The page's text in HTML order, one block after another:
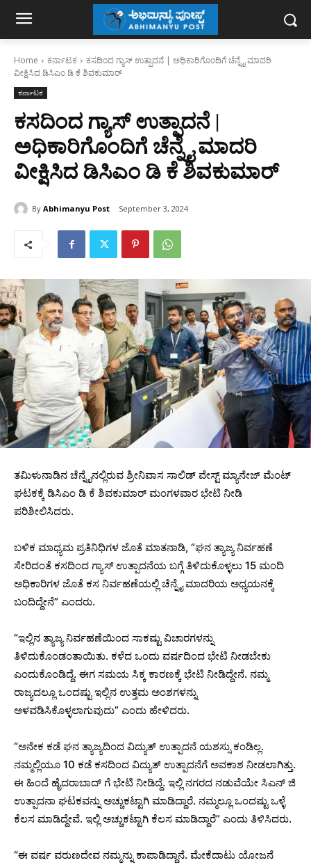
Home ಕರ್ನಾಟಕ
ಕಸದಿಂದ ಗ್ಯಾಸ್ ಉತ್ಪಾದನೆ | ಅಧಿಕಾರಿಗೊಂದಿಗೆ ಚೆನ್ನೈ ಮಾದರಿ
ವೀಕ್ಷಿಸಿದ ಡಿಸಿಎಂ ಡಿ ಕೆ ಶಿವಕುಮಾರ್
ಕರ್ನಾಟಕ
ಕಸದಿಂದ ಗ್ಯಾಸ್ ಉತ್ಪಾದನೆ |
ಅಧಿಕಾರಿಗೊಂದಿಗೆ ಚೆನ್ನೈ ಮಾದರಿ
ವೀಕ್ಷಿಸಿದ ಡಿಸಿಎಂ ಡಿ ಕೆ ಶಿವಕುಮಾರ್
By Abhimanyu Post September 3, 2024
‌ತಮಿಳುನಾಡಿನ ಚೆನ್ನೈನಲ್ಲಿರುವ ಶ್ರೀನಿವಾಸ ಸಾಲಿಡ್ ವೇಸ್ಟ್ ಮ್ಯಾನೇಜ್ ಮೆಂಟ್
ಘಟಕಕ್ಕೆ ಡಿಸಿಎಂ ಡಿ ಕೆ ಶಿವಕುಮಾರ್‌ ಮಂಗಳವಾರ ಭೇಟಿ ನೀಡಿ
ಪರಿಶೀಲಿಸಿದರು.
ಬಳಿಕ ಮಾಧ್ಯಮ ಪ್ರತಿನಿಧಿಗಳ ಜೊತೆ ಮಾತನಾಡಿ, “ಘನ ತ್ಯಾಜ್ಯ ನಿರ್ವಹಣೆ
ಸೇರಿದಂತೆ ಕಸದಿಂದ ಗ್ಯಾಸ್ ಉತ್ಪಾದನೆಯ ಬಗ್ಗೆ ತಿಳಿದುಕೊಳ್ಳಲು 15 ಮಂದಿ
ಅಧಿಕಾರಿಗಳ ಜೊತೆ ಕಸ ನಿರ್ವಹಣೆಯಲ್ಲಿ ಚೆನ್ನೈ ಮಾದರಿಯ ಅಧ್ಯಯನಕ್ಕೆ
ಬಂದಿದ್ದೇನೆ” ಎಂದರು.
“ಇಲ್ಲಿನ ತ್ಯಾಜ್ಯ ನಿರ್ವಹಣೆಯಿಂದ ಸಾಕಷ್ಟು ವಿಚಾರಗಳನ್ನು
ತಿಳಿದುಕೊಂಡಂತಾಯಿತು. ಕಳೆದ ಒಂದು ವರ್ಷದಿಂದ ಭೇಟಿ ನೀಡಬೇಕು
ಎಂದುಕೊಂಡಿದ್ದೆ. ಈಗ ಸಮಯ ಸಿಕ್ಕ ಕಾರಣಕ್ಕೆ ಭೇಟಿ ನೀಡಿದ್ದೇನೆ. ನಮ್ಮ
ರಾಜ್ಯದಲ್ಲೂ ಒಂದಷ್ಟು ಇಲ್ಲಿನ ಉತ್ತಮ ಅಂಶಗಳನ್ನು
ಅಳವಡಿಸಿಕೊಳ್ಳಲಾಗುವುದು” ಎಂದು ಹೇಳಿದರು.
“ಅನೇಕ ಕಡೆ ಘನ ತ್ಯಾಜ್ಯದಿಂದ ವಿದ್ಯುತ್ ಉತ್ಪಾದನೆ ಯಶಸ್ಸು ಕಂಡಿಲ್ಲ.
ನಮ್ಮಲ್ಲಿಯೂ 10 ಕಡೆ ಕಸದಿಂದ ವಿದ್ಯುತ್ ಉತ್ಪಾದನೆಗೆ ಅವಕಾಶ ನೀಡಲಾಗಿತ್ತು.
ಈ ಹಿಂದೆ ಹೈದರಾಬಾದ್ ಗೆ ಭೇಟಿ ನೀಡಿದ್ದೆ. ಇಲ್ಲಿ ನಗರದ ನಡುವೆಯೇ ಸಿಎನ್ ಜಿ
ಉತ್ಪಾದನಾ ಘಟಕವನ್ನು ಅಚ್ಚುಕಟ್ಟಾಗಿ ಮಾಡಿದ್ದಾರೆ. ನಮ್ಮಲ್ಲೂ ಒಂದಷ್ಟು ಒಳ್ಳೆ
ಕೆಲಸ ಮಾಡಿದ್ದೇವೆ. ಇಲ್ಲಿ ಅಚ್ಚುಕಟ್ಟಾಗಿ ಕೆಲಸ ಮಾಡಿದ್ದಾರೆ” ಎಂದು ತಿಳಿಸಿದರು.
“ಈ ವರ್ಷ ವರುಣದೇವ ನಮ್ಮನ್ನು ಕಾಪಾಡಿದ್ದಾನೆ. ಮೇಕೆದಾಟು ಯೋಜನೆ